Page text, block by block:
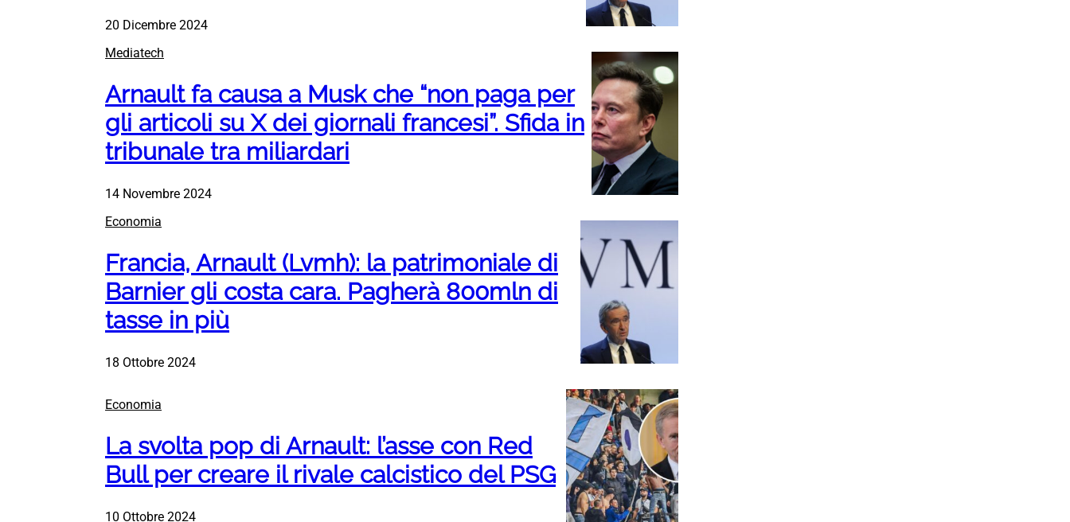
20 Dicembre 2024
Mediatech
Arnault fa causa a Musk che “non paga per
gli articoli su X dei giornali francesi”. Sfida in
tribunale tra miliardari
14 Novembre 2024
Economia
Francia, Arnault (Lvmh): la patrimoniale di
Barnier gli costa cara. Pagherà 800mln di
tasse in più
18 Ottobre 2024
Economia
La svolta pop di Arnault: l’asse con Red
Bull per creare il rivale calcistico del PSG
10 Ottobre 2024